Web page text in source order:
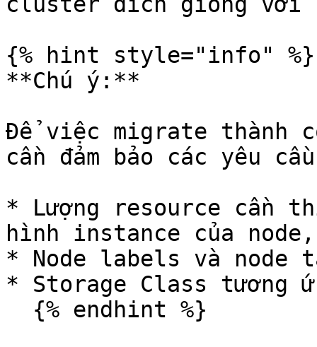
{% hint style="info" %}
**Chú ý:**
Để việc migrate thành
cần đảm bảo các yêu
* Lượng resource cần
hình instance của
* Node labels và
* Storage Class tương